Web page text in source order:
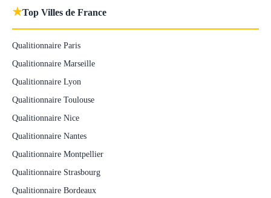
★Top Villes de France
Qualitionnaire Paris
Qualitionnaire Marseille
Qualitionnaire Lyon
Qualitionnaire Toulouse
Qualitionnaire Nice
Qualitionnaire Nantes
Qualitionnaire Montpellier
Qualitionnaire Strasbourg
Qualitionnaire Bordeaux